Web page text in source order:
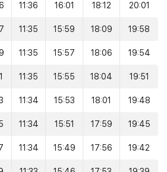
11:36 16:01 18:12 20:01
11:35 15:59 18:09 19:58
11:35 15:57 18:06 19:54
11:35 15:55 18:04 19:51
11:34 15:53 18:01 19:48
11:34 15:51 17:59 19:45
11:34 15:49 17:56 19:42